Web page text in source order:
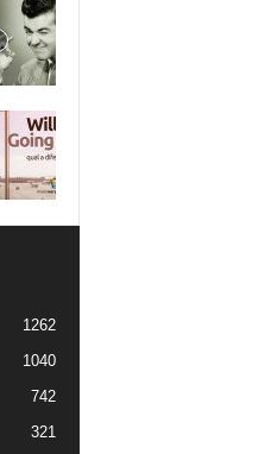
1262
1040
742
321